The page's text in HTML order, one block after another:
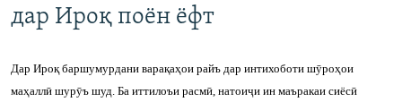
феҳристи
ба
ҚАЗИЯИ "КРОКУС"
ОСИЁИ МАРКАЗӢ
ФАРҲАНГ
ТАҲҚИҚОТ
ҶАНГ ДАР УКРАИНА
НАЗАРИ МАРДУМ
дар Ироқ поён ёфт
Дар Ироқ баршумурдани варақаҳои райъ дар интихоботи шӯроҳои
маҳаллӣ шурӯъ шуд. Ба иттилоъи расмӣ, натоиҷи ин маъракаи сиёсӣ